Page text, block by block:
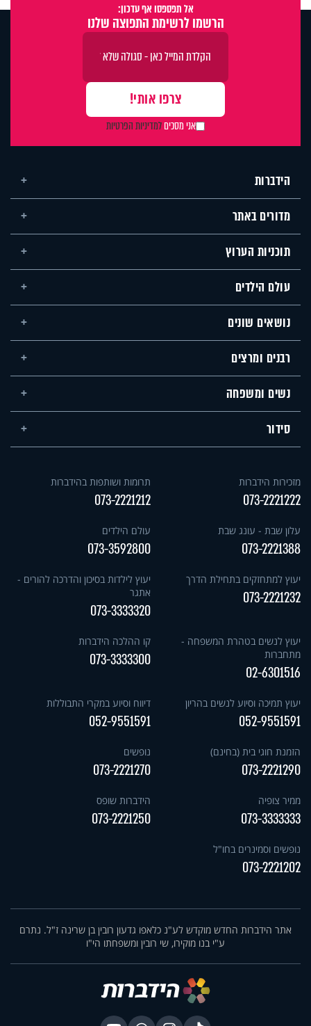
אל תפספסו אף עדכון:
הרשמו לרשימת התפוצה שלנו
אני מסכיםלמדיניות הפרטיות
הידברות
מדורים באתר
תוכניות הערוץ
עולם הילדים
נושאים שונים
רבנים ומרצים
נשים ומשפחה
סידור
מזכירות הידברות
073-2221222
תרומות ושותפות בהידברות
073-2221212
עלון שבת - עונג שבת
073-2221388
עולם הילדים
073-3592800
יעוץ למתחזקים בתחילת הדרך
073-2221232
יעוץ לילדות בסיכון והדרכה להורים -
אתגר
073-3333320
יעוץ לנשים בטהרת המשפחה -
מתחברות
02-6301516
קו ההלכה הידברות
073-3333300
יעוץ תמיכה וסיוע לנשים בהריון
052-9551591
דיווח וסיוע במקרי התבוללות
052-9551591
הזמנת חוגי בית (בחינם)
073-2221290
נופשים
073-2221270
ממיר צופיה
073-3333333
הידברות שופס
073-2221250
נופשים וסמינרים בחו"ל
073-2221202
אתר הידברות החדש מוקדש לע"נ כלאפו גדעון רובין בן שרינה ז"ל. נתרם
ע"י בנו מוקירו, שי רובין ומשפחתו הי"ו